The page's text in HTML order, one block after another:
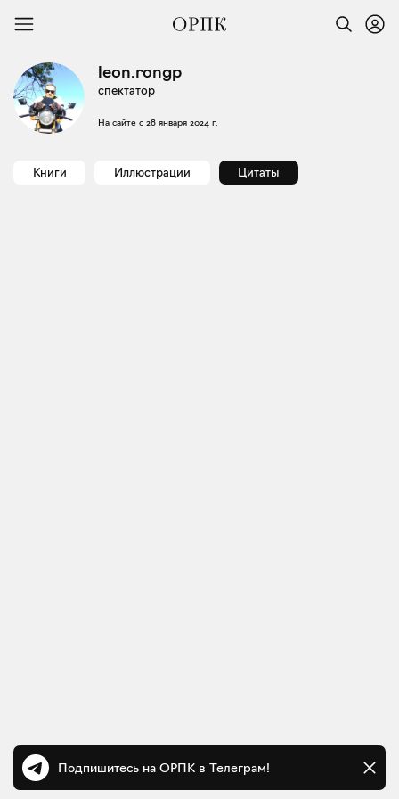
leon.rongp
спектатор
На сайте с 28 января 2024 г.
Книги Иллюстрации Цитаты
Подпишитесь на ОРПК в Телеграм!